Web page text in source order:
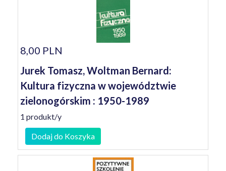
8,00 PLN
Jurek Tomasz, Woltman Bernard:
Kultura fizyczna w województwie
zielonogórskim : 1950-1989
1 produkt/y
Dodaj do Koszyka